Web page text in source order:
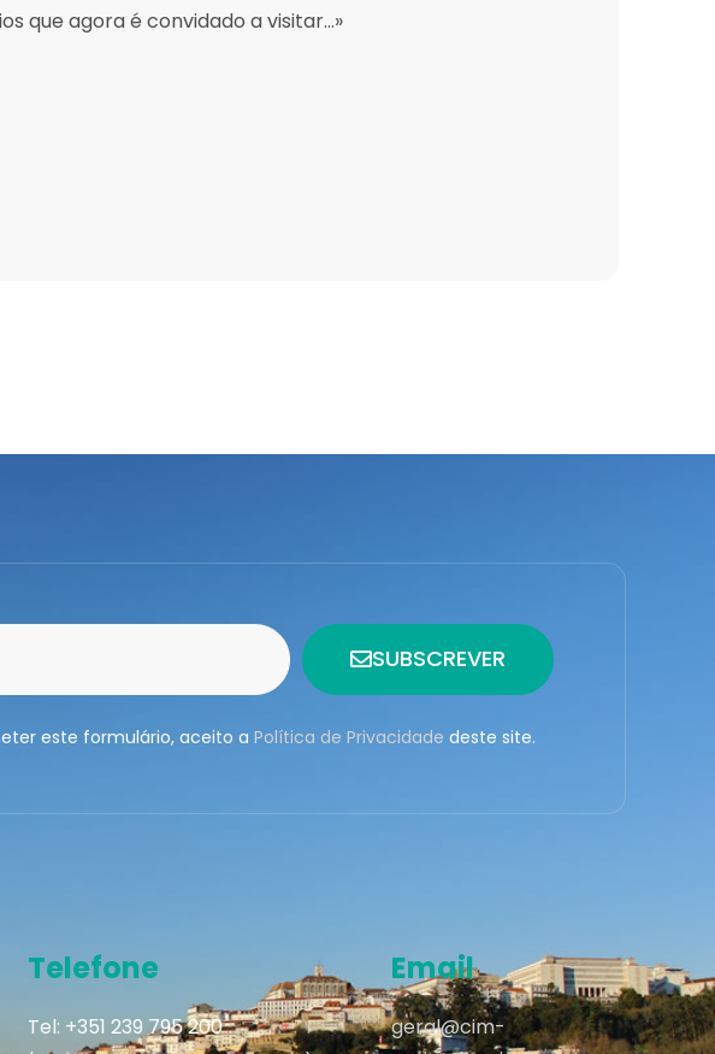
que agora é convidado a visitar…»
SUBSCREVER
este formulário, aceito a Política de Privacidade deste site.
Telefone
Tel: +351 239 795 200
Email
geral@cim-